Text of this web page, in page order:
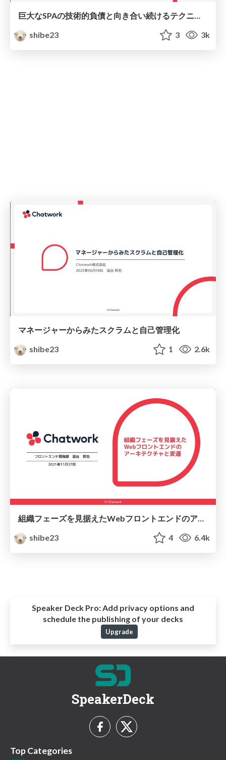
巨大なSPAの技術的負債と向き合い続けるテクニック
shibe23
3 3k
マネージャーからみたスクラムと自己管理化
shibe23
1 2.6k
組織フェーズを見据えたWebフロントエンドのアーキテクチャと変遷
shibe23
4 6.4k
Speaker Deck Pro:Add privacy options and
schedule the publishing of your decks
Upgrade
SpeakerDeck
Top Categories